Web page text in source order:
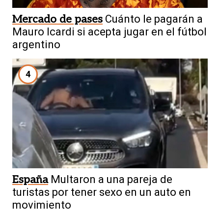
Mercado de pases Cuánto le pagarán a
Mauro Icardi si acepta jugar en el fútbol
argentino
4
España Multaron a una pareja de
turistas por tener sexo en un auto en
movimiento